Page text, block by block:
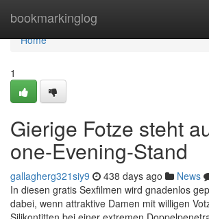
bookmarkinglog
Home
Home
1
Gierige Fotze steht
one-Evening-Stand
gallagherg321siy9 438 days ago News
In diesen gratis Sexfilmen wird gnadenlos
dabei, wenn attraktive Damen mit willigen